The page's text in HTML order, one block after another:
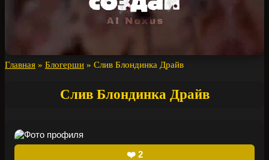
Главная » Блогерши » Слив Блондинка Драйв
Слив Блондинка Драйв
❤️ 2